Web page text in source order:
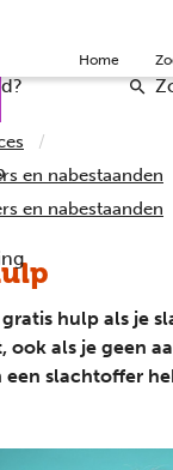
Word
Home
en nabestaanden
en nabestaanden
hulp als je
ook als je geen
een slachtoffer